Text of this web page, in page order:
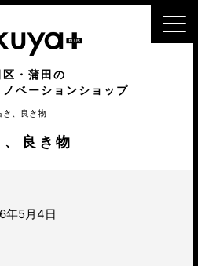
区・蒲田の
ノベーションショップ
MENU
き、良き物
、良き物
年5月4日